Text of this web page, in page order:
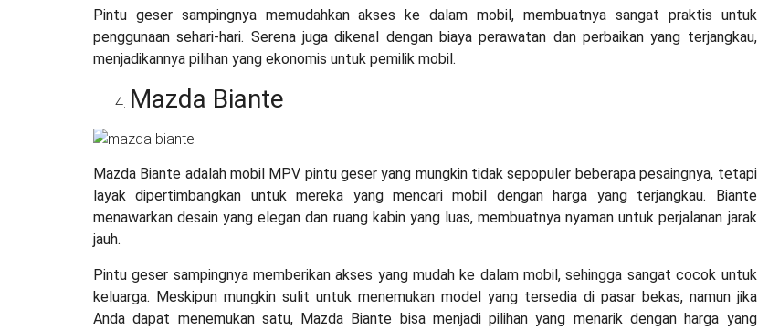
Pintu geser sampingnya memudahkan akses ke dalam mobil, membuatnya sangat praktis untuk
penggunaan sehari-hari. Serena juga dikenal dengan biaya perawatan dan perbaikan yang terjangkau,
menjadikannya pilihan yang ekonomis untuk pemilik mobil.
Mazda Biante
Mazda Biante adalah mobil MPV pintu geser yang mungkin tidak sepopuler beberapa pesaingnya, tetapi
layak dipertimbangkan untuk mereka yang mencari mobil dengan harga yang terjangkau. Biante
menawarkan desain yang elegan dan ruang kabin yang luas, membuatnya nyaman untuk perjalanan jarak
jauh.
Pintu geser sampingnya memberikan akses yang mudah ke dalam mobil, sehingga sangat cocok untuk
keluarga. Meskipun mungkin sulit untuk menemukan model yang tersedia di pasar bekas, namun jika
Anda dapat menemukan satu, Mazda Biante bisa menjadi pilihan yang menarik dengan harga yang